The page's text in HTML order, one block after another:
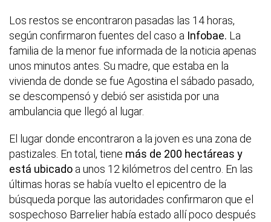
Los restos se encontraron pasadas las 14 horas,
según confirmaron fuentes del caso a Infobae. La
familia de la menor fue informada de la noticia apenas
unos minutos antes. Su madre, que estaba en la
vivienda de donde se fue Agostina el sábado pasado,
se descompensó y debió ser asistida por una
ambulancia que llegó al lugar.
El lugar donde encontraron a la joven es una zona de
pastizales. En total, tiene más de 200 hectáreas y
está ubicado a unos 12 kilómetros del centro. En las
últimas horas se había vuelto el epicentro de la
búsqueda porque las autoridades confirmaron que el
sospechoso Barrelier había estado allí poco después